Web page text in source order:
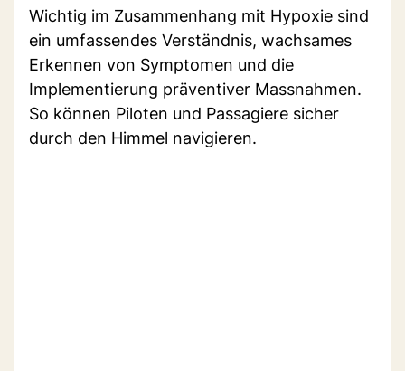
Wichtig im Zusammenhang mit Hypoxie sind
ein umfassendes Verständnis, wachsames
Erkennen von Symptomen und die
Implementierung präventiver Massnahmen.
So können Piloten und Passagiere sicher
durch den Himmel navigieren.